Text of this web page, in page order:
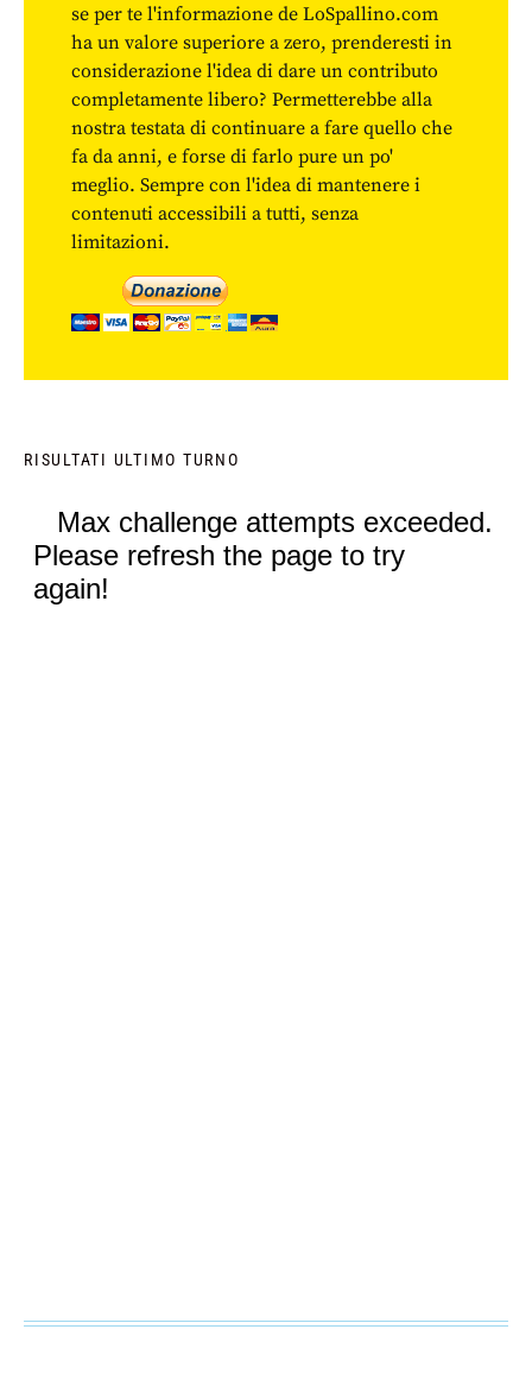
se per te l'informazione de LoSpallino.com
ha un valore superiore a zero, prenderesti in
considerazione l'idea di dare un contributo
completamente libero? Permetterebbe alla
nostra testata di continuare a fare quello che
fa da anni, e forse di farlo pure un po'
meglio. Sempre con l'idea di mantenere i
contenuti accessibili a tutti, senza
limitazioni.
RISULTATI ULTIMO TURNO